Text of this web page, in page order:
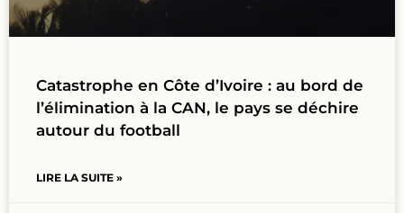
Catastrophe en Côte d’Ivoire : au bord de
l’élimination à la CAN, le pays se déchire
autour du football
LIRE LA SUITE »